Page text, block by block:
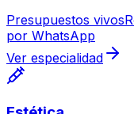
Presupuestos vivos
por WhatsApp
Ver especialidad